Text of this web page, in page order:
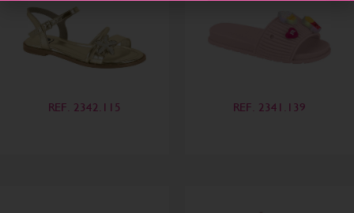
REF. 2342.115 REF. 2341.139